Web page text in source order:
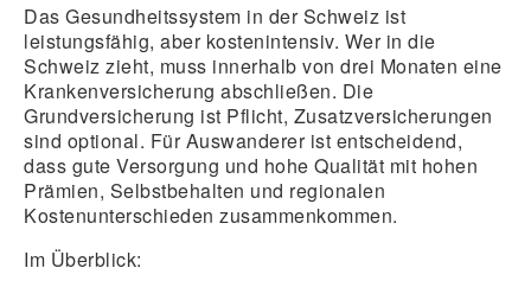
Das Gesundheitssystem in der Schweiz ist
leistungsfähig, aber kostenintensiv. Wer in die
Schweiz zieht, muss innerhalb von drei Monaten eine
Krankenversicherung abschließen. Die
Grundversicherung ist Pflicht, Zusatzversicherungen
sind optional. Für Auswanderer ist entscheidend,
dass gute Versorgung und hohe Qualität mit hohen
Prämien, Selbstbehalten und regionalen
Kostenunterschieden zusammenkommen.
Im Überblick: